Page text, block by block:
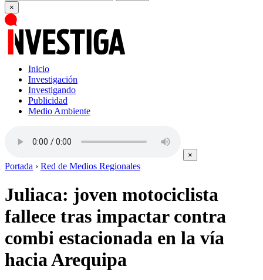
×
Inicio
Investigación
Investigando
Publicidad
Medio Ambiente
×
Portada › Red de Medios Regionales
Juliaca: joven motociclista
fallece tras impactar contra
combi estacionada en la vía
hacia Arequipa